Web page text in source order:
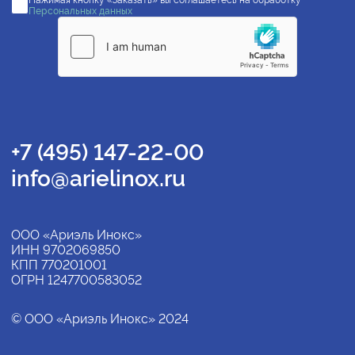
Персональных данных
+7 (495) 147-22-00
info@arielinox.ru
ООО «Ариэль Инокс»
ИНН 9702069850
КПП 770201001
ОГРН 1247700583052
© ООО «Ариэль Инокс» 2024